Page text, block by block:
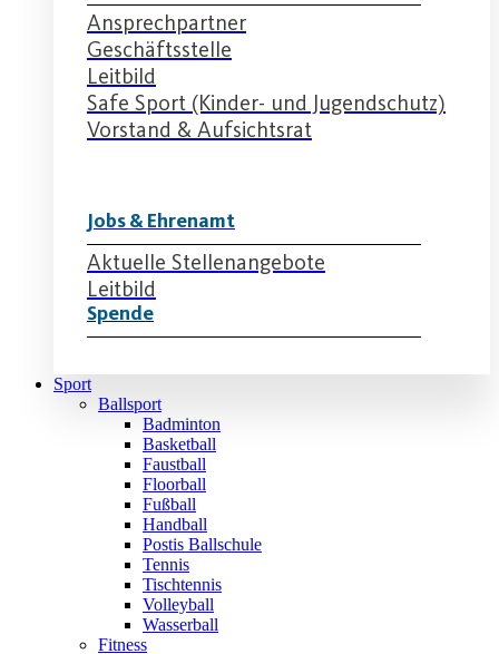
Ansprechpartner
Geschäftsstelle
Leitbild
Safe Sport (Kinder- und Jugendschutz)
Vorstand & Aufsichtsrat
Jobs & Ehrenamt
Aktuelle Stellenangebote
Leitbild
Spende
Sport
Ballsport
Badminton
Basketball
Faustball
Floorball
Fußball
Handball
Postis Ballschule
Tennis
Tischtennis
Volleyball
Wasserball
Fitness